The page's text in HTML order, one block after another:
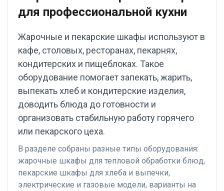
Нагрев регулируется
отдельно сверху и
особенностям шкафа
быстро
приспособились.
До нужной
температуры
оборудование выходит
не моментально,
поэтому запускаем его
примерно за 20 минут
остальном шкаф
простой и понятный:
минимум управления,
хорошая вместимость
Можно в одной камере
поставить, например,
мясо или овощи. По
управлению всё
просто, без лишних
кнопок, повара быстро
привыкли. Верхний и
нижний нагрев
пригодилось для блюд
переставлять противни
и подстраиваться.
По вместимости нам
хватает. Противни
для профессиональной кухни
Жарочные и пекарские шкафы используют в
кафе, столовых, ресторанах, пекарнях,
кондитерских и пищеблоках. Такое
оборудование помогает запекать, жарить,
выпекать хлеб и кондитерские изделия,
доводить блюда до готовности и
организовать стабильную работу горячего
или пекарского цеха.
В разделе собраны разные типы оборудования:
жарочные шкафы для тепловой обработки блюд,
пекарские шкафы для хлеба и выпечки,
электрические и газовые модели, варианты на